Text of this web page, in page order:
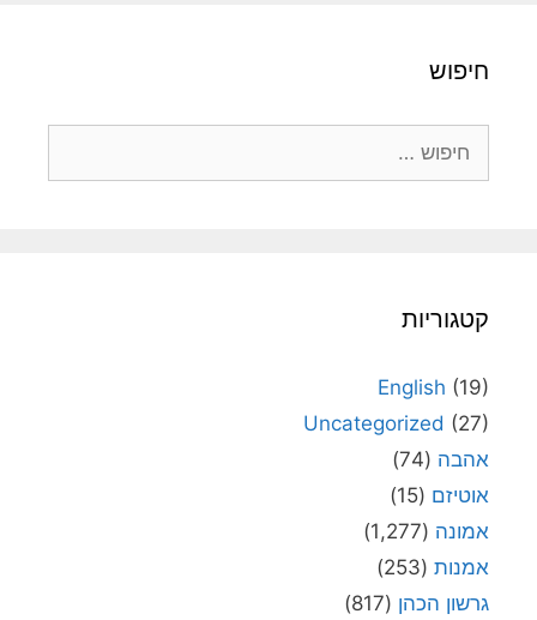
חיפוש
קטגוריות
English (19)
Uncategorized (27)
אהבה (74)
אוטיזם (15)
אמונה (1,277)
אמנות (253)
גרשון הכהן (817)